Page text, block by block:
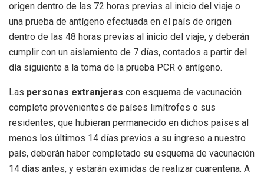
origen dentro de las 72 horas previas al inicio del viaje o
una prueba de antígeno efectuada en el país de origen
dentro de las 48 horas previas al inicio del viaje, y deberán
cumplir con un aislamiento de 7 días, contados a partir del
día siguiente a la toma de la prueba PCR o antígeno.
Las personas extranjeras con esquema de vacunación
completo provenientes de países limítrofes o sus
residentes, que hubieran permanecido en dichos países al
menos los últimos 14 días previos a su ingreso a nuestro
país, deberán haber completado su esquema de vacunación
14 días antes, y estarán eximidas de realizar cuarentena. A